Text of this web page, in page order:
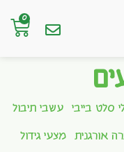
0
סלט בייבי עשבי תיבול
אורגנית מצעי גידול